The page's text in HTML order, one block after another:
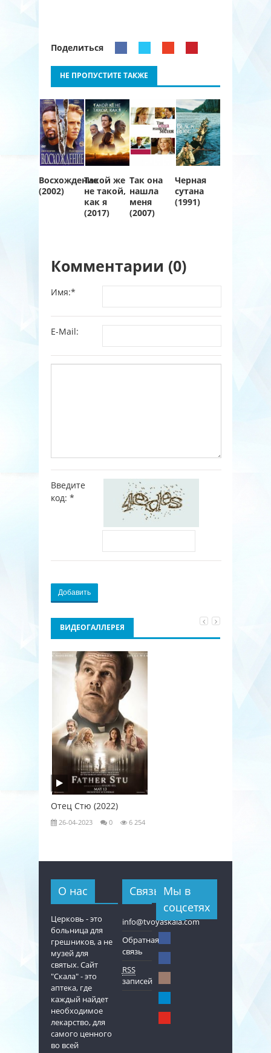
Поделиться
НЕ ПРОПУСТИТЕ ТАКЖЕ
Восхождение
(2002)
Такой же
не такой,
как я
(2017)
Так она
нашла
меня
(2007)
Черная
сутана
(1991)
Комментарии (0)
Имя:*
E-Mail:
Введите
код: *
Добавить
ВИДЕОГАЛЛЕРЕЯ
Отец Стю (2022)
26-04-2023 0 6 254
О нас
Церковь - это
больница для
грешников, а не
музей для
святых. Сайт
"Скала" - это
аптека, где
каждый найдет
необходимое
лекарство, для
самого ценного
во всей
Связь
info@tvoyaskala.com
Обратная
связь
RSS
записей
Мы в
соцсетях